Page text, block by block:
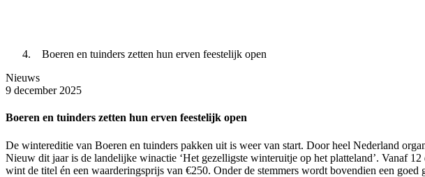
Boeren en tuinders zetten hun erven feestelijk open
Nieuws
9 december 2025
Boeren en tuinders zetten hun erven feestelijk open
De wintereditie van Boeren en tuinders pakken uit is weer van start. Door heel Nederland
Nieuw dit jaar is de landelijke winactie ‘Het gezelligste winteruitje op het platteland’. Vanaf
wint de titel én een waarderingsprijs van €250. Onder de stemmers wordt bovendien een